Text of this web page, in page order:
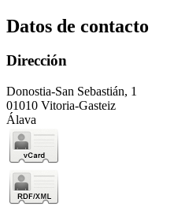
Datos de contacto
Dirección
Donostia-San Sebastián, 1
01010 Vitoria-Gasteiz
Álava